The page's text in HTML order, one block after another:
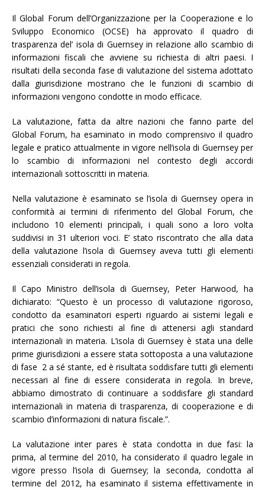
Il Global Forum dell’Organizzazione per la Cooperazione e lo
Sviluppo Economico (OCSE) ha approvato il quadro di
trasparenza del’ isola di Guernsey in relazione allo scambio di
informazioni fiscali che avviene su richiesta di altri paesi. I
risultati della seconda fase di valutazione del sistema adottato
dalla giurisdizione mostrano che le funzioni di scambio di
informazioni vengono condotte in modo efficace.
La valutazione, fatta da altre nazioni che fanno parte del
Global Forum, ha esaminato in modo comprensivo il quadro
legale e pratico attualmente in vigore nell’isola di Guernsey per
lo scambio di informazioni nel contesto degli accordi
internazionali sottoscritti in materia.
Nella valutazione è esaminato se l’isola di Guernsey opera in
conformità ai termini di riferimento del Global Forum, che
includono 10 elementi principali, i quali sono a loro volta
suddivisi in 31 ulteriori voci. E’ stato riscontrato che alla data
della valutazione l’isola di Guernsey aveva tutti gli elementi
essenziali considerati in regola.
Il Capo Ministro dell’isola di Guernsey, Peter Harwood, ha
dichiarato: “Questo è un processo di valutazione rigoroso,
condotto da esaminatori esperti riguardo ai sistemi legali e
pratici che sono richiesti al fine di attenersi agli standard
internazionali in materia. L’isola di Guernsey è stata una delle
prime giurisdizioni a essere stata sottoposta a una valutazione
di fase 2 a sé stante, ed è risultata soddisfare tutti gli elementi
necessari al fine di essere considerata in regola. In breve,
abbiamo dimostrato di continuare a soddisfare gli standard
internazionali in materia di trasparenza, di cooperazione e di
scambio d’informazioni di natura fiscale.”.
La valutazione inter pares è stata condotta in due fasi: la
prima, al termine del 2010, ha considerato il quadro legale in
vigore presso l’isola di Guernsey; la seconda, condotta al
termine del 2012, ha esaminato il sistema effettivamente in